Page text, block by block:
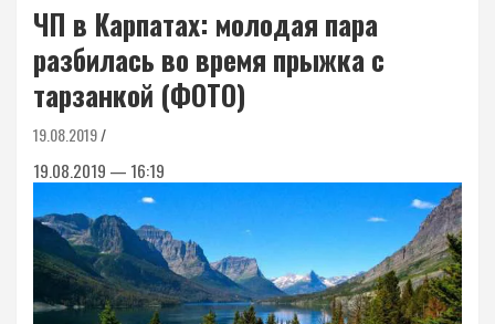
ЧП в Карпатах: молодая пара
разбилась во время прыжка с
тарзанкой (ФОТО)
19.08.2019
19.08.2019 — 16:19